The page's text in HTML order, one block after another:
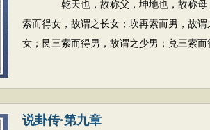
乾天也，故称父，坤地也，故称母；
索而得女，故谓之长女；坎再索而男，故
女；艮三索而得男，故谓之少男；兑三索而
说卦传·第九章